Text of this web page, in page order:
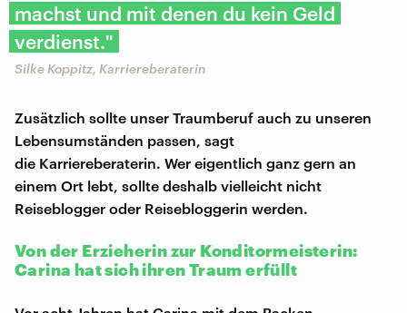
machst und mit denen du kein Geld
verdienst."
Silke Koppitz, Karriereberaterin
Zusätzlich sollte unser Traumberuf auch zu unseren
Lebensumständen passen, sagt
die Karriereberaterin. Wer eigentlich ganz gern an
einem Ort lebt, sollte deshalb vielleicht nicht
Reiseblogger oder Reisebloggerin werden.
Von der Erzieherin zur Konditormeisterin:
Carina hat sich ihren Traum erfüllt